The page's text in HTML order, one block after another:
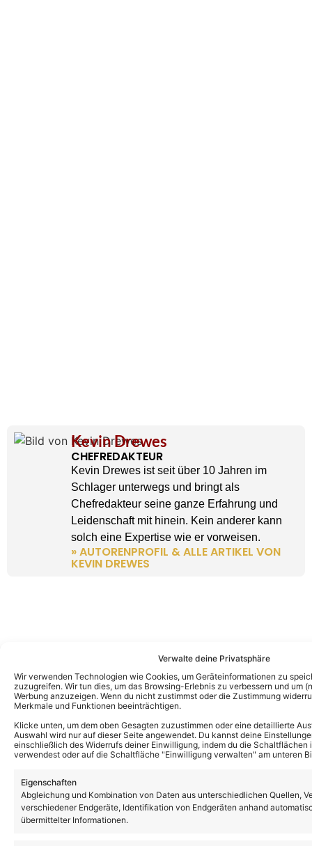
Verwalte deine Privatsphäre
Wir verwenden Technologien wie Cookies, um Geräteinformationen zu
zuzugreifen. Wir tun dies, um das Browsing-Erlebnis zu verbessern und um
Werbung anzuzeigen. Wenn du nicht zustimmst oder die Zustimmung
Merkmale und Funktionen beeinträchtigen.
Klicke unten, um dem oben Gesagten zuzustimmen oder eine detaillierte
Auswahl wird nur auf dieser Seite angewendet. Du kannst deine
einschließlich des Widerrufs deiner Einwilligung, indem du die
verwendest oder auf die Schaltfläche "Einwilligung verwalten" am unteren
Eigenschaften
Abgleichung und Kombination von Daten aus unterschiedlichen Quellen,
verschiedener Endgeräte, Identifikation von Endgeräten anhand
übermittelter Informationen.
Kevin Drewes
CHEFREDAKTEUR
Kevin Drewes ist seit über 10 Jahren im
Schlager unterwegs und bringt als
Chefredakteur seine ganze Erfahrung und
Leidenschaft mit hinein. Kein anderer kann
solch eine Expertise wie er vorweisen.
» AUTORENPROFIL & ALLE ARTIKEL VON
KEVIN DREWES